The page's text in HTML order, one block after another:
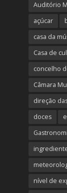
Auditório
açúcar
casa da
Casa de
concelho
Câmara
direção
doces
nível de